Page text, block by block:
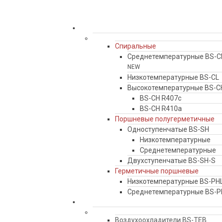
Спиральные
Среднетемпературные BS-
NEW
Низкотемпературные BS-CL
Высокотемпературные BS-
BS-CH R407c
BS-CH R410a
Поршневые полугерметичные
Одноступенчатые BS-SH
Низкотемпературные
Среднетемпературные
Двухступенчатые BS-SH-S
Герметичные поршневые
Низкотемпературные BS-PHL
Среднетемпературные BS-
Воздухоохладители BS-TEB